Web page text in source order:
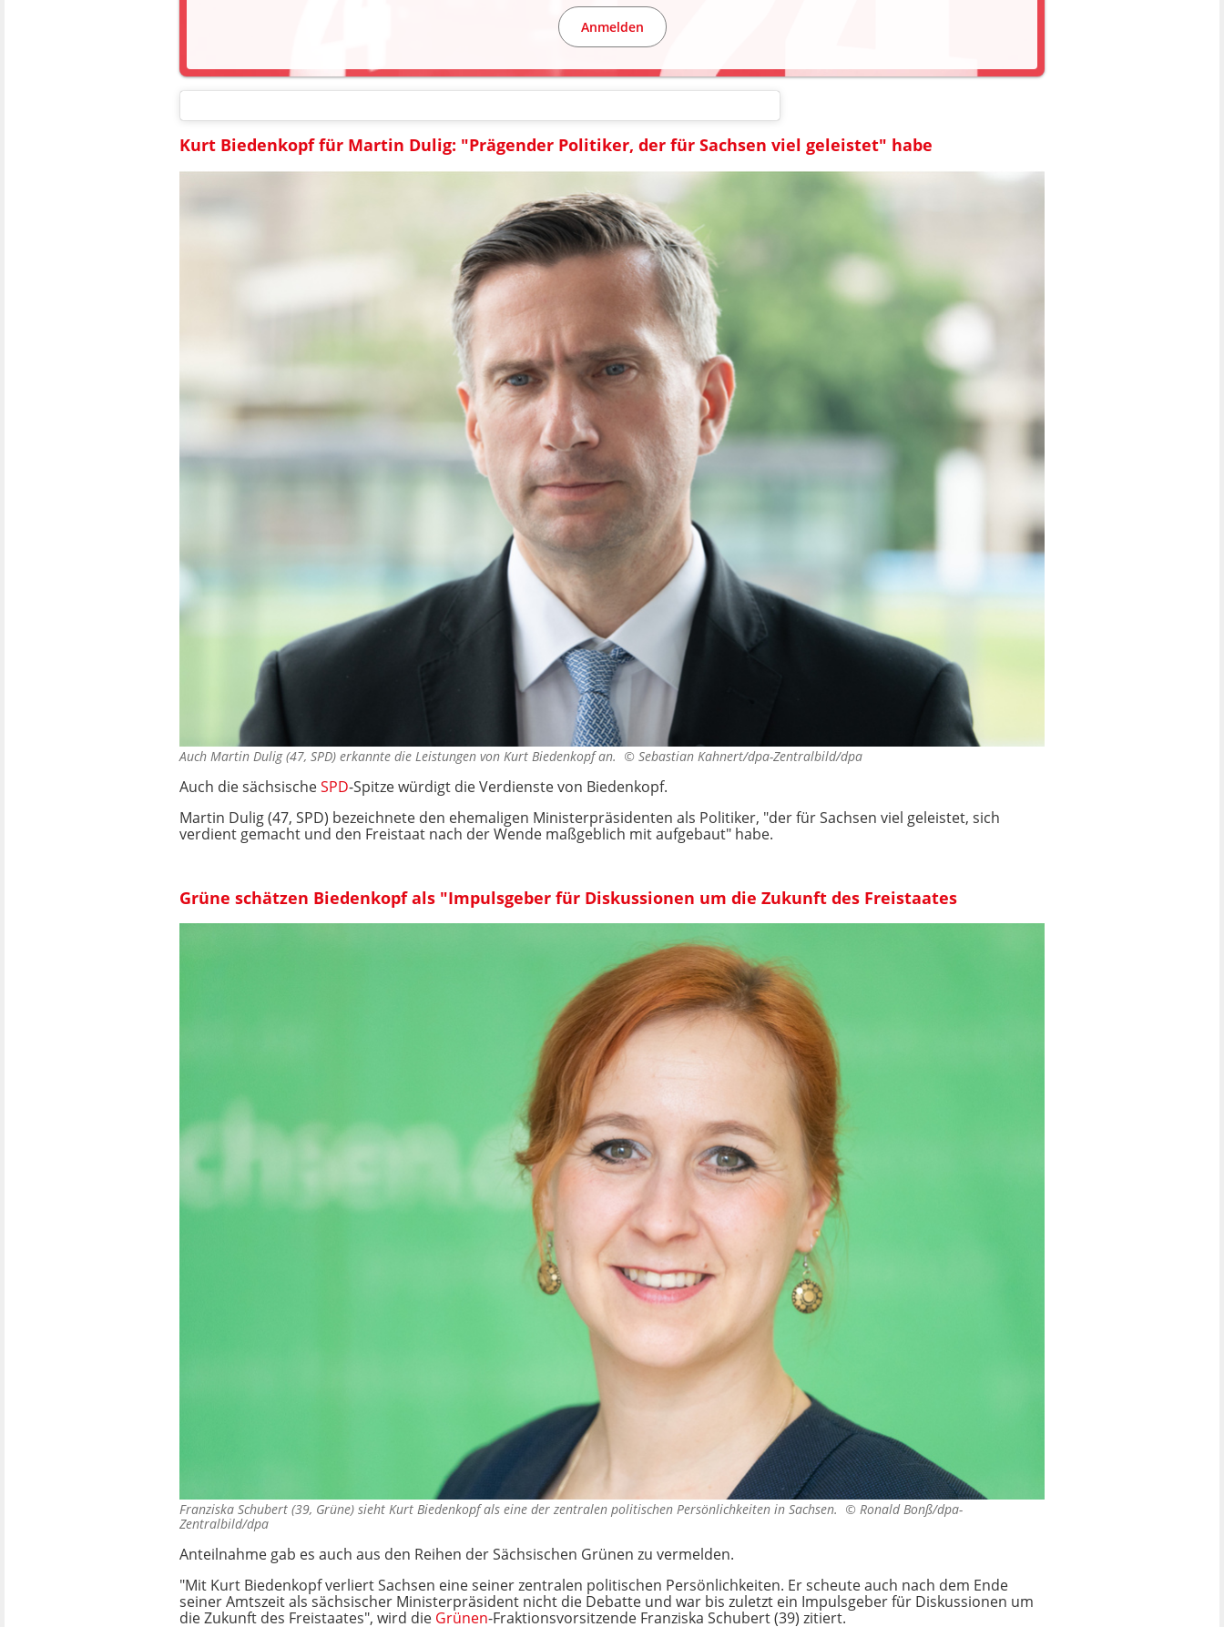
Anmelden
Kurt Biedenkopf für Martin Dulig: "Prägender Politiker, der für Sachsen viel geleistet" habe
Auch Martin Dulig (47, SPD) erkannte die Leistungen von Kurt Biedenkopf an. © Sebastian Kahnert/dpa-Zentralbild/dpa
Auch die sächsischeSPD-Spitze würdigt die Verdienste von Biedenkopf.
Martin Dulig (47, SPD) bezeichnete den ehemaligen Ministerpräsidenten als Politiker, "der für Sachsen viel geleistet, sich
verdient gemacht und den Freistaat nach der Wende maßgeblich mit aufgebaut" habe.
Grüne schätzen Biedenkopf als "Impulsgeber für Diskussionen um die Zukunft des Freistaates
Franziska Schubert (39, Grüne) sieht Kurt Biedenkopf als eine der zentralen politischen Persönlichkeiten in Sachsen. © Ronald Bonß/dpa-
Zentralbild/dpa
Anteilnahme gab es auch aus den Reihen der Sächsischen Grünen zu vermelden.
"Mit Kurt Biedenkopf verliert Sachsen eine seiner zentralen politischen Persönlichkeiten. Er scheute auch nach dem Ende
seiner Amtszeit als sächsischer Ministerpräsident nicht die Debatte und war bis zuletzt ein Impulsgeber für Diskussionen um
die Zukunft des Freistaates", wird die Grünen-Fraktionsvorsitzende Franziska Schubert (39) zitiert.